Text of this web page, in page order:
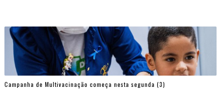
Campanha de Multivacinação começa nesta segunda (3)